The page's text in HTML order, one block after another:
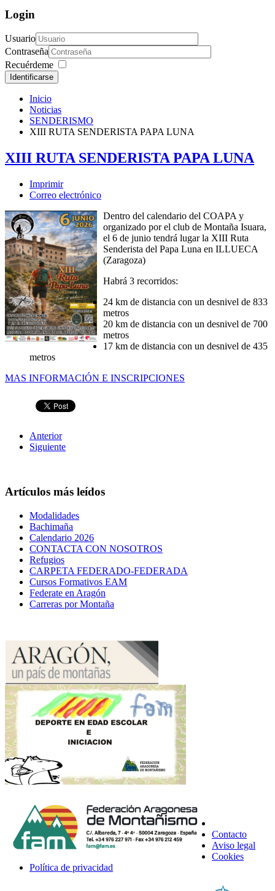
Login
Usuario
Contraseña
Recuérdeme
Identificarse
Inicio
Noticias
SENDERISMO
XIII RUTA SENDERISTA PAPA LUNA
XIII RUTA SENDERISTA PAPA LUNA
Imprimir
Correo electrónico
Dentro del calendario del COAPA y
organizado por el club de Montaña Isuara,
el 6 de junio tendrá lugar la XIII Ruta
Senderista del Papa Luna en ILLUECA
(Zaragoza)
Habrá 3 recorridos:
24 km de distancia con un desnivel de 833
metros
20 km de distancia con un desnivel de 700
metros
17 km de distancia con un desnivel de 435
metros
MAS INFORMACIÓN E INSCRIPCIONES
Anterior
Siguiente
Artículos más leídos
Modalidades
Bachimaña
Calendario 2026
CONTACTA CON NOSOTROS
Refugios
CARPETA FEDERADO-FEDERADA
Cursos Formativos EAM
Federate en Aragón
Carreras por Montaña
Contacto
Aviso legal
Cookies
Política de privacidad